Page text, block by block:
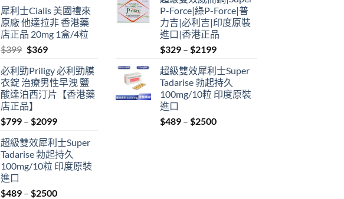
was:
$500.
is:
$450.
犀利士Cialis 美國禮來
原廠 他達拉非 香港藥
店正品 20mg 1盒/4粒
$399 Original
was:
$399.
$369Current
is:
$369.
必利勁Priligy 必利勁膜
衣錠 治療男性早洩 鹽
酸達泊西汀片【香港藥
店正品】
$799 – $2099Price
$799
through
$2099
超級雙效犀利士Super
Tadarise 勃起持久
100mg/10粒 印度原裝
進口
$489 – $2500Price
through
$2199
P-Force|綠P-Force|普
力吉|必利吉|印度原裝
進口|香港正品
$329 – $2199Price
$329
through
$2199
超級雙效犀利士Super
Tadarise 勃起持久
100mg/10粒 印度原裝
進口
$489 – $2500Price